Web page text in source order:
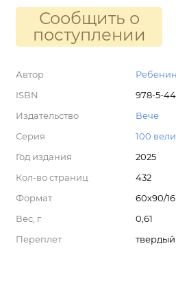
Сообщить о
поступлении
Автор
ISBN
978-5-
Издательство
Вече
Серия
100
Год издания
2025
Кол-во страниц
432
Формат
60х90/16
Вес, г
0,61
Переплет
твердый